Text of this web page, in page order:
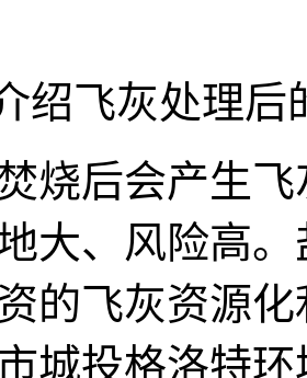
绍飞灰处理后
后会产生飞
大、风险高
的飞灰资源
城投格洛特